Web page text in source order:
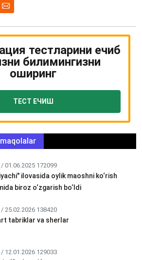
тестларини ечиб
билимингизни
оширинг
ТЕСТ ЕЧИШ
/ 01.06.2025 172099
ilovasida oylik maoshni ko‘rish
biroz o‘zgarish bo‘ldi
25.02.2026 138420
tabriklar va sherlar
12.01.2026 129033